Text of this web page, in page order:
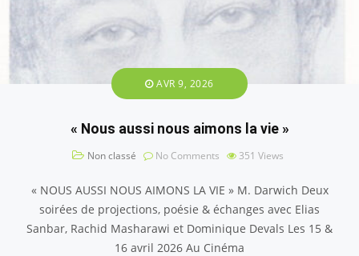
AVR 9, 2026
« Nous aussi nous aimons la vie »
Non classé No Comments 351 Views
« NOUS AUSSI NOUS AIMONS LA VIE » M. Darwich Deux
soirées de projections, poésie & échanges avec Elias
Sanbar, Rachid Masharawi et Dominique Devals Les 15 &
16 avril 2026 Au Cinéma